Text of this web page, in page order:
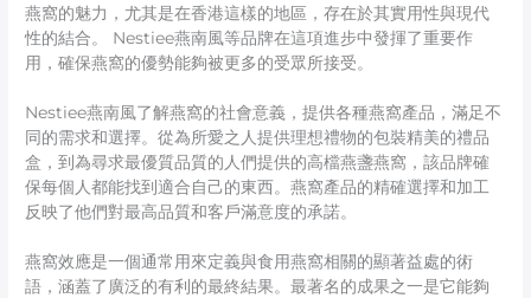
燕窩的魅力，尤其是在香港這樣的地區，存在於其實用性與現代
性的結合。 Nestiee燕南風等品牌在這項進步中發揮了重要作
用，確保燕窩的優勢能夠被更多的受眾所接受。
Nestiee燕南風了解燕窩的社會意義，提供各種燕窩產品，滿足不
同的需求和選擇。從為所愛之人提供理想禮物的包裝精美的禮品
盒，到為尋求最優質品質的人們提供的高檔燕盞燕窩，該品牌確
保每個人都能找到適合自己的東西。燕窩產品的精確選擇和加工
反映了他們對最高品質和客戶滿意度的承諾。
燕窩效應是一個通常用來定義與食用燕窩相關的顯著益處的術
語，涵蓋了廣泛的有利的最終結果。最著名的成果之一是它能夠